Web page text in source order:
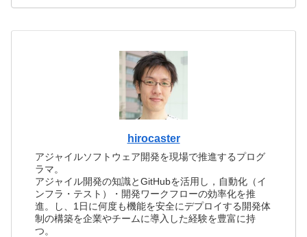
hirocaster
アジャイルソフトウェア開発を現場で推進するプログ
ラマ。
アジャイル開発の知識とGitHubを活用し，自動化（イ
ンフラ・テスト）・開発ワークフローの効率化を推
進。し、1日に何度も機能を安全にデプロイする開発体
制の構築を企業やチームに導入した経験を豊富に持
つ。